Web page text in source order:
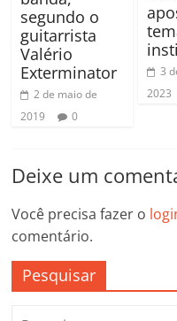
segundo o
guitarrista
Valério
Exterminator
2 de maio de
2019
0
3
2023
Deixe um
Você precisa fazer o
comentário.
Pesquisar